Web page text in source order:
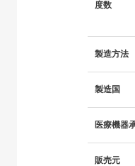
度数
製造方法
製造国
医療機器
販売元